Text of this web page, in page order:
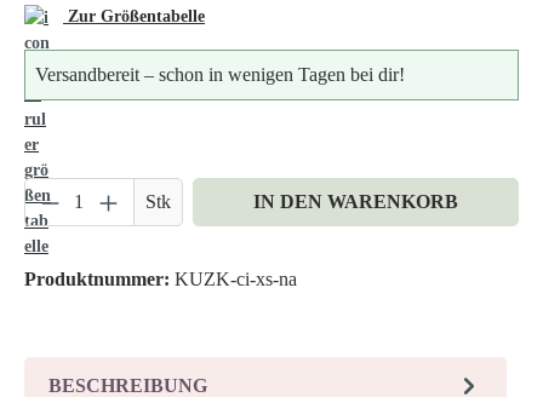
Zur Größentabelle
Versandbereit – schon in wenigen Tagen bei dir!
Produkt Anzahl: Gib den gewünschten Wert
Stk IN DEN WARENKORB
Produktnummer: KUZK-ci-xs-na
BESCHREIBUNG